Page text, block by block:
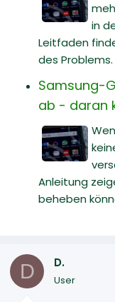
in
Leitfaden
des Problems.
Samsung-
ab - daran
Anleitung
beheben
D D.
User